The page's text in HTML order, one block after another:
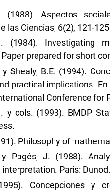
(1988). Aspectos
las Ciencias, 6(2), 121-
(1984). Investigating
prepared for short
y Shealy, B.E. (1994).
practical implications. En
Conference for
y cols. (1993). BMDP
Philosophy of
y Pagés, J. (1988).
Paris: Dunod.
Concepciones y